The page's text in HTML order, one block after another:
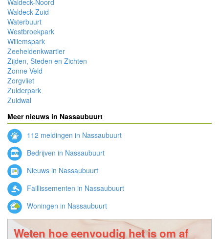
Waldeck-Noord
Waldeck-Zuid
Waterbuurt
Westbroekpark
Willemspark
Zeeheldenkwartier
Zijden, Steden en Zichten
Zonne Veld
Zorgvliet
Zuiderpark
Zuidwal
Meer nieuws in Nassaubuurt
112 meldingen in Nassaubuurt
Bedrijven in Nassaubuurt
Nieuws in Nassaubuurt
Faillissementen in Nassaubuurt
Woningen in Nassaubuurt
Weten hoe eenvoudig het is om af